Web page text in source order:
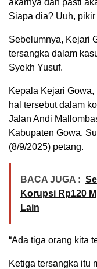
akarnya dan pasti
Siapa dia? Uuh,
Sebelumnya, Kejari
tersangka dalam
Syekh Yusuf.
Kepala Kejari
hal tersebut dalam
Jalan Andi
Kabupaten Gowa,
(8/9/2025) petang.
BACA JUGA :
Korupsi Rp120
Lain
“Ada tiga orang kita
Ketiga tersangka itu